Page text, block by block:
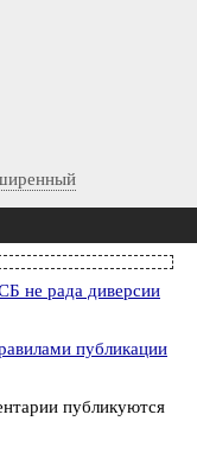
не рада диверсии
публикации
публикуются